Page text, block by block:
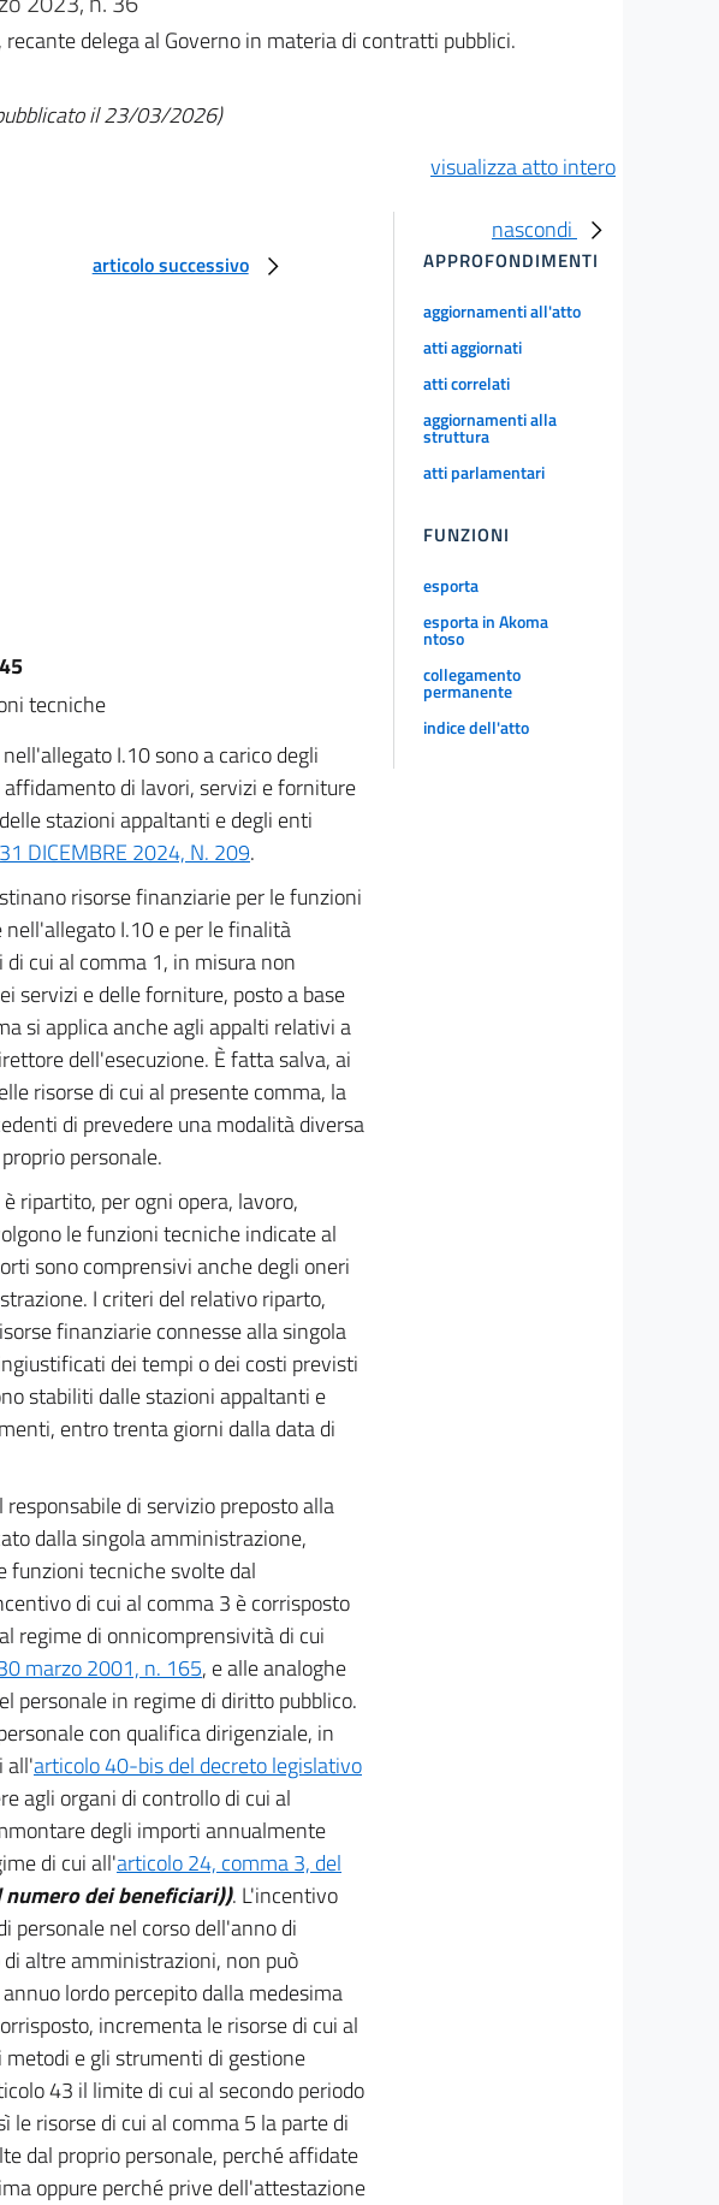
delega al Governo in materia di contratti pubblici.
il 23/03/2026)
visualizza atto intero
articolo successivo
tecniche
I.10 sono a carico degli
di lavori, servizi e forniture
stazioni appaltanti e degli enti
DICEMBRE 2024, N. 209.
risorse finanziarie per le funzioni
I.10 e per le finalità
cui al comma 1, in misura non
servizi e delle forniture, posto a base
si applica anche agli appalti relativi a
dell'esecuzione. È fatta salva, ai
risorse di cui al presente comma, la
di prevedere una modalità diversa
personale.
ripartito, per ogni opera, lavoro,
le funzioni tecniche indicate al
sono comprensivi anche degli oneri
I criteri del relativo riparto,
finanziarie connesse alla singola
dei tempi o dei costi previsti
stabiliti dalle stazioni appaltanti e
entro trenta giorni dalla data di
di servizio preposto alla
dalla singola amministrazione,
funzioni tecniche svolte dal
di cui al comma 3 è corrisposto
regime di onnicomprensività di cui
marzo 2001, n. 165, e alle analoghe
personale in regime di diritto pubblico.
con qualifica dirigenziale, in
all'articolo 40-bis del decreto legislativo
agli organi di controllo di cui al
degli importi annualmente
di cui all'articolo 24, comma 3, del
numero dei beneficiari)). L'incentivo
personale nel corso dell'anno di
altre amministrazioni, non può
lordo percepito dalla medesima
incrementa le risorse di cui al
e gli strumenti di gestione
43 il limite di cui al secondo periodo
risorse di cui al comma 5 la parte di
dal proprio personale, perché affidate
oppure perché prive dell'attestazione
nascondi
APPROFONDIMENTI
aggiornamenti all'atto
atti aggiornati
atti correlati
aggiornamenti alla
struttura
atti parlamentari
FUNZIONI
esporta
esporta in Akoma
ntoso
collegamento
permanente
indice dell'atto